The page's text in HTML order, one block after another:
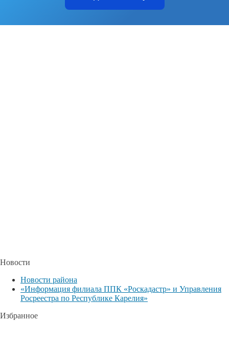
Новости
Новости района
«Информация филиала ППК «Роскадастр» и Управления
Росреестра по Республике Карелия»
Избранное